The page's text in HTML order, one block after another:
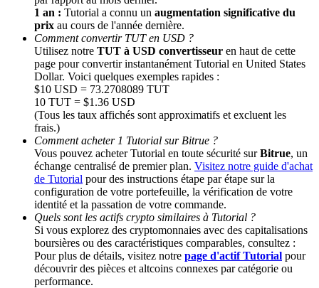
BTC Welcome Rewards
Deposit & Trade BTC to Share 25000 USDT prize pool!
Deposit CASHCAT & Win
Share 500000 CASHCAT prize pool
1 an : Tutorial a connu un augmentation significative du
prix au cours de l'année dernière.
Comment convertir TUT en USD ?
Utilisez notre TUT à USD convertisseur en haut de cette
page pour convertir instantanément Tutorial en United States
Dollar. Voici quelques exemples rapides :
$10 USD = 73.2708089 TUT
10 TUT = $1.36 USD
(Tous les taux affichés sont approximatifs et excluent les
frais.)
Comment acheter 1 Tutorial sur Bitrue ?
Vous pouvez acheter Tutorial en toute sécurité surBitrue, un
échange centralisé de premier plan. Visitez notre guide d'achat
de Tutorial pour des instructions étape par étape sur la
configuration de votre portefeuille, la vérification de votre
identité et la passation de votre commande.
Quels sont les actifs crypto similaires à Tutorial ?
Si vous explorez des cryptomonnaies avec des capitalisations
boursières ou des caractéristiques comparables, consultez :
Pour plus de détails, visitez notre page d'actif Tutorial pour
découvrir des pièces et altcoins connexes par catégorie ou
performance.